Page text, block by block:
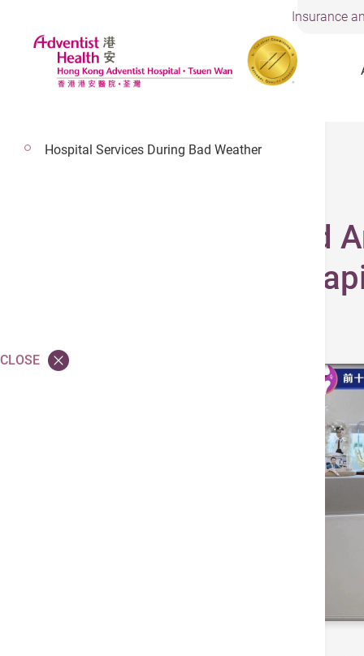
Insurance
Sports Injuries and
Not Be Ignored -
Hospital Services During Bad Weather
CLOSE